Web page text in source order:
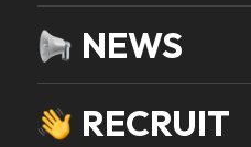
NEWS
RECRUIT